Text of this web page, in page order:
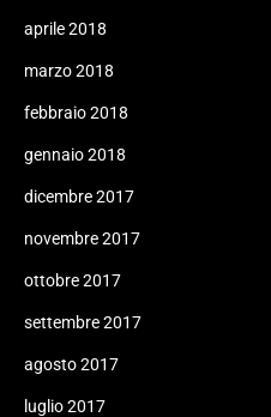
aprile 2018
marzo 2018
febbraio 2018
gennaio 2018
dicembre 2017
novembre 2017
ottobre 2017
settembre 2017
agosto 2017
luglio 2017